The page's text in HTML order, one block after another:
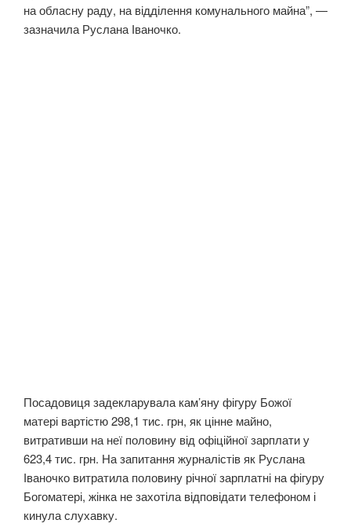
на обласну раду, на відділення комунального майна”, —
зазначила Руслана Іваночко.
Посадовиця задекларувала кам’яну фігуру Божої
матері вартістю 298,1 тис. грн, як цінне майно,
витративши на неї половину від офіційної зарплати у
623,4 тис. грн. На запитання журналістів як Руслана
Іваночко витратила половину річної зарплатні на фігуру
Богоматері, жінка не захотіла відповідати телефоном і
кинула слухавку.